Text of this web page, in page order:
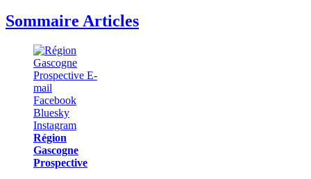
Sommaire Articles
Région
Gascogne
Prospective